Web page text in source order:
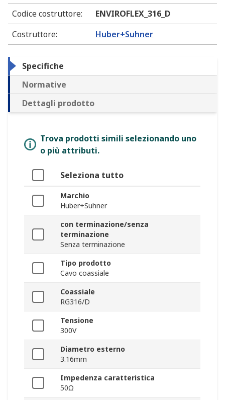
Codice costruttore:
ENVIROFLEX_316_D
Costruttore: Huber+Suhner
Specifiche
Normative
Dettagli prodotto
Trova prodotti simili selezionando uno
o più attributi.
Seleziona tutto
Marchio
Huber+Suhner
con terminazione/senza
terminazione
Senza terminazione
Tipo prodotto
Cavo coassiale
Coassiale
RG316/D
Tensione
300V
Diametro esterno
3.16mm
Impedenza caratteristica
50Ω